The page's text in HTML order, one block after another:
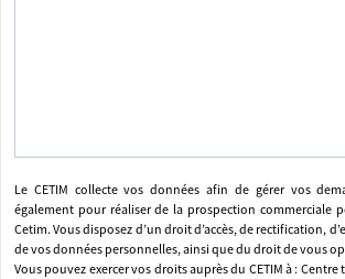
Le CETIM collecte vos données afin de gérer vos
également pour réaliser de la prospection commerciale
Cetim. Vous disposez d’un droit d’accès, de rectification,
de vos données personnelles, ainsi que du droit de vous
Vous pouvez exercer vos droits auprès du CETIM à :